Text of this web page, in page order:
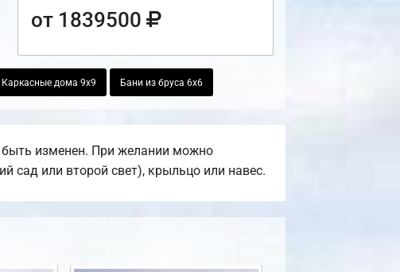
от 1839500
Каркасные дома 9х9 Бани из бруса 6х6
изменен. При желании можно
сад или второй свет), крыльцо или навес.